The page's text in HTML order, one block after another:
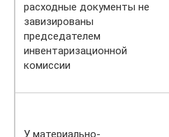
расходные документы не
завизированы
председателем
инвентаризационной
комиссии
У материально-